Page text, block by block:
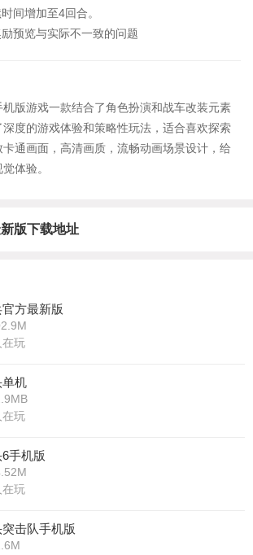
间增加至4回合。
预览与实际不一致的问题
版游戏一款结合了角色扮演和战车改装元素
度的游戏体验和策略性玩法，适合喜欢探索
通画面，高清画质，流畅动画场景设计，给
体验。
版下载地址
方最新版
玩
机
玩
手机版
玩
击队手机版